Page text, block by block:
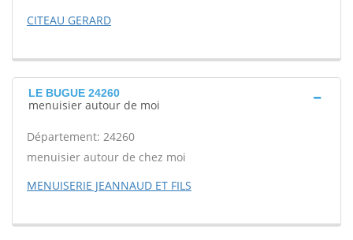
CITEAU GERARD
LE BUGUE 24260
menuisier autour de moi
Département: 24260
menuisier autour de chez moi
MENUISERIE JEANNAUD ET FILS